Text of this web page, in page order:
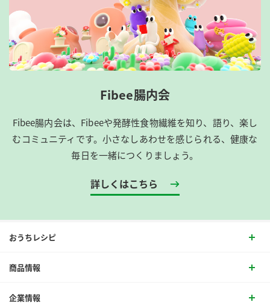
Fibee腸内会
Fibee腸内会は、​Fibeeや発酵性食物繊維を知り、語り、楽し
むコミュニティです。​小さなしあわせを感じられる、健康な
毎日を一緒につくりましょう。
詳しくはこちら
おうちレシピ
商品情報
企業情報